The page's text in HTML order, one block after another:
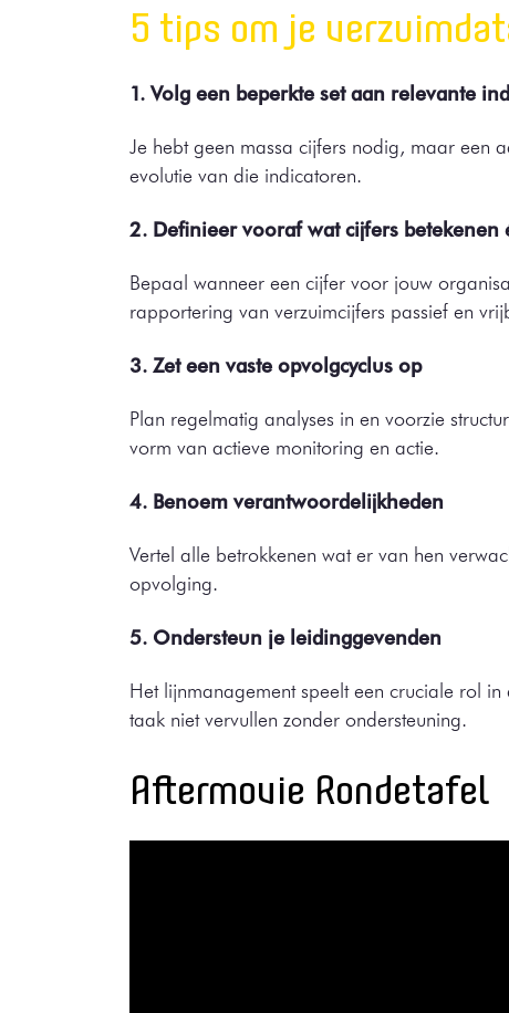
5 tips om je
1. Volg een beperkte set aan relevante
Je hebt geen massa cijfers nodig, maar een
evolutie van die indicatoren.
2. Definieer vooraf wat cijfers betekenen
Bepaal wanneer een cijfer voor jouw
rapportering van verzuimcijfers passief en
3. Zet een vaste opvolgcyclus op
Plan regelmatig analyses in en voorzie
vorm van actieve monitoring en actie.
4. Benoem verantwoordelijkheden
Vertel alle betrokkenen wat er van hen
opvolging.
5. Ondersteun je leidinggevenden
Het lijnmanagement speelt een cruciale rol
taak niet vervullen zonder ondersteuning.
Aftermovie Rondetafel